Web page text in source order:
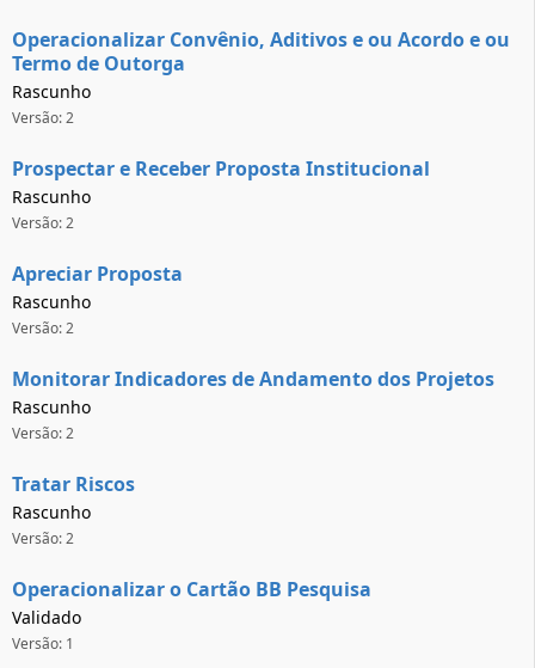
Operacionalizar Convênio, Aditivos e ou Acordo e ou
Termo de Outorga
Rascunho
Versão: 2
Prospectar e Receber Proposta Institucional
Rascunho
Versão: 2
Apreciar Proposta
Rascunho
Versão: 2
Monitorar Indicadores de Andamento dos Projetos
Rascunho
Versão: 2
Tratar Riscos
Rascunho
Versão: 2
Operacionalizar o Cartão BB Pesquisa
Validado
Versão: 1